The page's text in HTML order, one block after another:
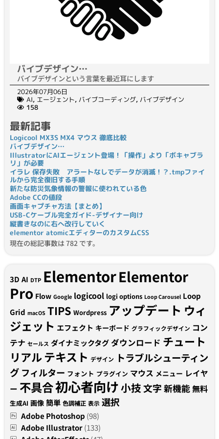
バイブデザイン…
バイブデザインという言葉を最近耳にします
2026年07月06日
AI, エージェント, バイブコーディング, バイブデザイン
158
最新記事
Logicool MX3S MX4 マウス 徹底比較
バイブデザイン…
IllustratorにAIエージェント登場！「操作」より「ボキャブラ
リ」が必要
イラレ 保存失敗 アラートなしでデータが消滅！？.tmpファイ
ルから完全復旧する手順
新たな防災気象情報の警報に使われている色
Adobe CCの値段
画面キャプチャ方法【まとめ】
USB-Cケーブル完全ガイド-デザイナー向け
縦書きなのに右へ改行していく
elementor atomicエディターのカスタムCSS
現在の総記事数は 782 です。
3D AI DTP ElementorElementor
Pro Flow Google logicool logi options Loop Carousel Loop
Grid macOS TIPS Wordpress アップデート ウィ
ジェット エフェクト キーボード グラフィックデザイン コン
テナ セールス ダイナミックタグダウンロード チュート
リアルテキスト デザイン トラブルシューティン
グ フィルター フォント プラグイン マウス メニュー レイヤ
ー 不具合初心者向け小技文字新機能無料
生成AI 画像 簡単 色調補正 表示 選択
Adobe Photoshop (98)
Adobe Illustrator(133)